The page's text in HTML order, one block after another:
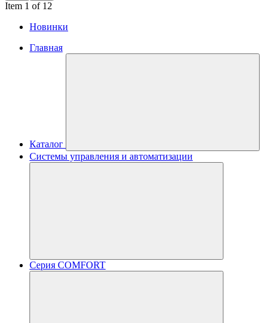
Item 1 of 12
Новинки
Главная
Каталог
Системы управления и автоматизации
Серия COMFORT